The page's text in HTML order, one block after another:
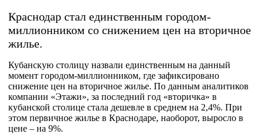
Краснодар стал единственным городом-
миллионником со снижением цен на вторичное
жилье.
Кубанскую столицу назвали единственным на данный
момент городом-миллионником, где зафиксировано
снижение цен на вторичное жилье. По данным аналитиков
компании «Этажи», за последний год «вторичка» в
кубанской столице стала дешевле в среднем на 2,4%. При
этом первичное жилье в Краснодаре, наоборот, выросло в
цене – на 9%.